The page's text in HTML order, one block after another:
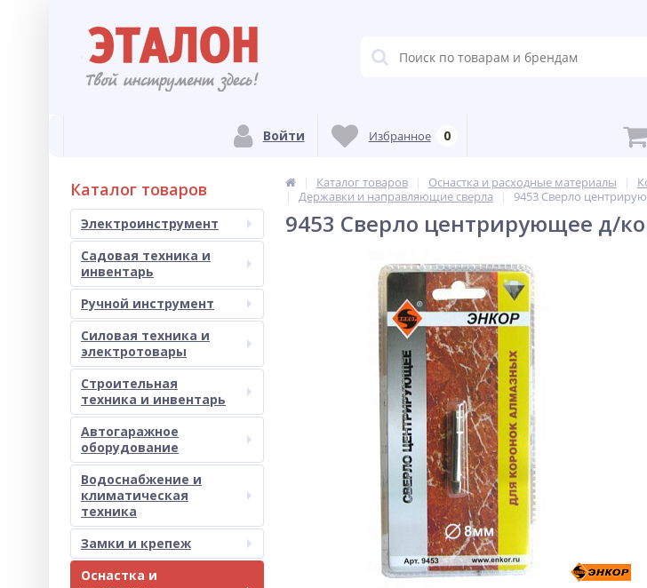
Войти Избранное 0
Каталог товаров
Электроинструмент
Садовая техника и
инвентарь
Ручной инструмент
Силовая техника и
электротовары
Строительная
техника и инвентарь
Автогаражное
оборудование
Водоснабжение и
климатическая
техника
Замки и крепеж
Оснастка и
Каталог товаров Оснастка и расходные материалы
Державки и направляющие сверла
9453 Сверло
9453 Сверло центрирующее д/